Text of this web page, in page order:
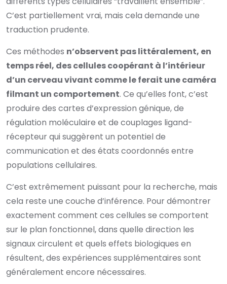
C’est partiellement vrai, mais cela demande une
traduction prudente.
Ces méthodes n’observent pas littéralement, en
temps réel, des cellules coopérant à l’intérieur
d’un cerveau vivant comme le ferait une caméra
filmant un comportement. Ce qu’elles font, c’est
produire des cartes d’expression génique, de
régulation moléculaire et de couplages ligand-
récepteur qui suggèrent un potentiel de
communication et des états coordonnés entre
populations cellulaires.
C’est extrêmement puissant pour la recherche, mais
cela reste une couche d’inférence. Pour démontrer
exactement comment ces cellules se comportent
sur le plan fonctionnel, dans quelle direction les
signaux circulent et quels effets biologiques en
résultent, des expériences supplémentaires sont
généralement encore nécessaires.